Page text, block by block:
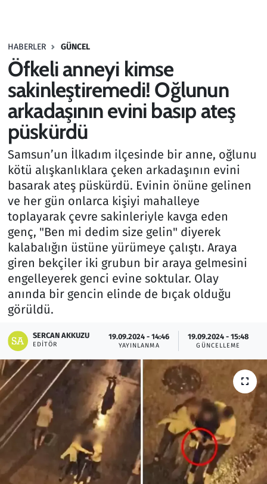
HABERLER GÜNCEL
Öfkeli anneyi kimse
sakinleştiremedi! Oğlunun
arkadaşının evini basıp ateş
püskürdü
Samsun’un İlkadım ilçesinde bir anne, oğlunu
kötü alışkanlıklara çeken arkadaşının evini
basarak ateş püskürdü. Evinin önüne gelinen
ve her gün onlarca kişiyi mahalleye
toplayarak çevre sakinleriyle kavga eden
genç, "Ben mi dedim size gelin" diyerek
kalabalığın üstüne yürümeye çalıştı. Araya
giren bekçiler iki grubun bir araya gelmesini
engelleyerek genci evine soktular. Olay
anında bir gencin elinde de bıçak olduğu
görüldü.
SERCAN AKKUZU
EDITÖR
19.09.2024 - 14:46
YAYINLANMA
19.09.2024 - 15:48
GÜNCELLEME
Haber
Kültür Sanat
Kurumsal Haberler
Lezzet Durağı
Memur ve Kamu
Otomobil
Oyun
Ramazan
Resmi İlanlar
Savunma Sanayi
Seçim 2023
Spor
Teknoloji ve Bilim